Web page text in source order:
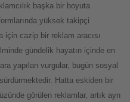
başka bir boyuta
yüksek takipçi
için cazip bir reklam aracısı
gündelik hayatın içinde en
yapılan vurgular, bugün sosyal
Hatta eskiden bir
görülen reklamlar, artık ayrı